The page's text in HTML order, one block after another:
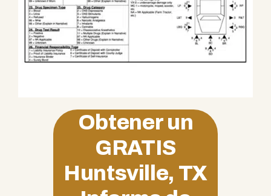
Obtener un
GRATIS
Huntsville, TX